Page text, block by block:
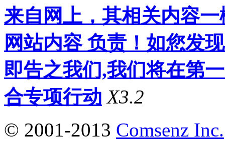
来自网上，其相关内容
网站内容 负责！如您发
即告之我们,我们将在第
合专项行动 X3.2
© 2001-2013 Comsenz Inc.